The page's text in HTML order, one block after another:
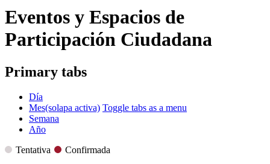
Eventos y Espacios de
Participación Ciudadana
Primary tabs
Día
Mes(solapa activa) Toggle tabs as a menu
Semana
Año
Tentativa
Confirmada